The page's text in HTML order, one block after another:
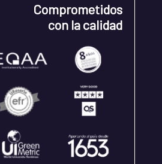
Comprometidos
con la calidad